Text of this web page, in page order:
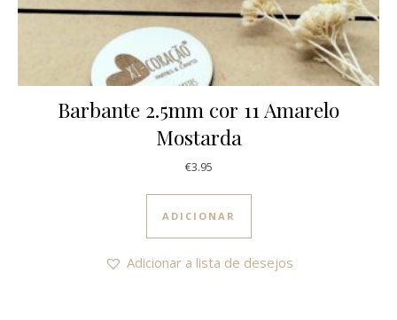
Barbante 2.5mm cor 11 Amarelo
Mostarda
€3.95
ADICIONAR
Adicionar a lista de desejos